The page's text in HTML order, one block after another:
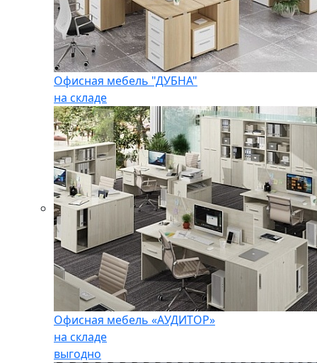
Офисная мебель "ДУБНА"
на складе
Офисная мебель «АУДИТОР»
на складе
выгодно